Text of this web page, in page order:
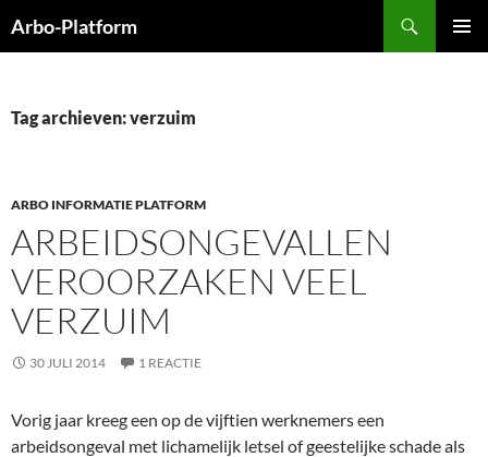
naar
Arbo-Platform
Tag archieven: verzuim
ARBO INFORMATIE PLATFORM
ARBEIDSONGEVALLEN
VEROORZAKEN VEEL
VERZUIM
30 JULI 2014 1 REACTIE
Vorig jaar kreeg een op de vijftien werknemers een
arbeidsongeval met lichamelijk letsel of geestelijke schade als